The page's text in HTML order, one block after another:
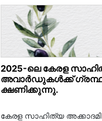
2025-ലെ കേരള
അവാർഡുകൾക്ക്
ക്ഷണിക്കുന്നു.
കേരള സാഹിത്യ അക്കാദമി